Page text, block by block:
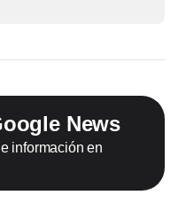
News
información en